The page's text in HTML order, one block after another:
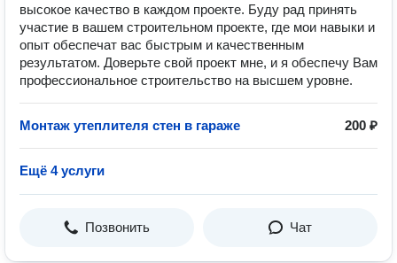
высокое качество в каждом проекте. Буду рад принять
участие в вашем строительном проекте, где мои навыки и
опыт обеспечат вас быстрым и качественным
результатом. Доверьте свой проект мне, и я обеспечу Вам
профессиональное строительство на высшем уровне.
Монтаж утеплителя стен в гараже 200 ₽
Ещё 4 услуги
Позвонить Чат